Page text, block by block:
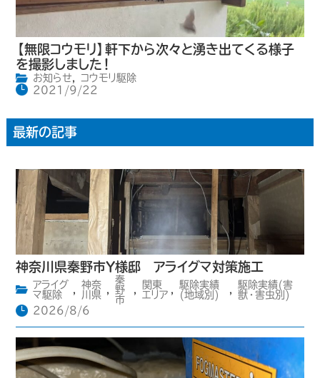
【無限コウモリ】軒下から次々と湧き出てくる様子
を撮影しました！
お知らせ,
コウモリ駆除
2021/9/22
最新の記事
神奈川県秦野市Y様邸 アライグマ対策施工
アライグ
マ駆除
,
神奈
川県 ,
秦
野
市
,
関東
エリア ,
駆除実績
(地域別)
,
駆除実績(害
獣・害虫別)
2026/8/6